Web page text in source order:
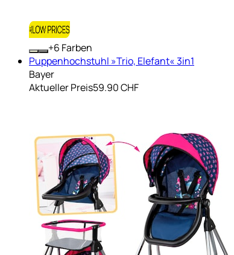
+
Farben
Puppenhochstuhl »Trio, Elefant« 3in1
Bayer
Aktueller Preis59.90 CHF